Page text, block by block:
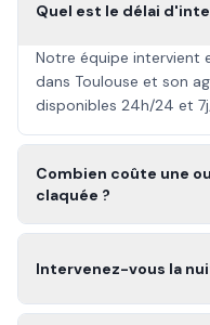
Quel est le délai
Notre équipe intervient
dans Toulouse et son
disponibles 24h/24 et
Combien coûte une
claquée ?
Intervenez-vous la